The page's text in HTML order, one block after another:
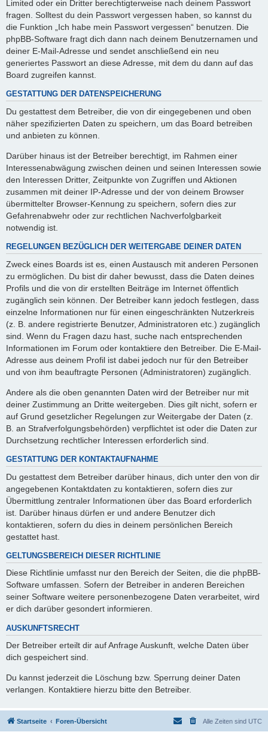
Limited oder ein Dritter berechtigterweise nach deinem Passwort
fragen. Solltest du dein Passwort vergessen haben, so kannst du
die Funktion „Ich habe mein Passwort vergessen“ benutzen. Die
phpBB-Software fragt dich dann nach deinem Benutzernamen und
deiner E-Mail-Adresse und sendet anschließend ein neu
generiertes Passwort an diese Adresse, mit dem du dann auf das
Board zugreifen kannst.
GESTATTUNG DER DATENSPEICHERUNG
Du gestattest dem Betreiber, die von dir eingegebenen und oben
näher spezifizierten Daten zu speichern, um das Board betreiben
und anbieten zu können.
Darüber hinaus ist der Betreiber berechtigt, im Rahmen einer
Interessenabwägung zwischen deinen und seinen Interessen sowie
den Interessen Dritter, Zeitpunkte von Zugriffen und Aktionen
zusammen mit deiner IP-Adresse und der von deinem Browser
übermittelter Browser-Kennung zu speichern, sofern dies zur
Gefahrenabwehr oder zur rechtlichen Nachverfolgbarkeit
notwendig ist.
REGELUNGEN BEZÜGLICH DER WEITERGABE DEINER DATEN
Zweck eines Boards ist es, einen Austausch mit anderen Personen
zu ermöglichen. Du bist dir daher bewusst, dass die Daten deines
Profils und die von dir erstellten Beiträge im Internet öffentlich
zugänglich sein können. Der Betreiber kann jedoch festlegen, dass
einzelne Informationen nur für einen eingeschränkten Nutzerkreis
(z. B. andere registrierte Benutzer, Administratoren etc.) zugänglich
sind. Wenn du Fragen dazu hast, suche nach entsprechenden
Informationen im Forum oder kontaktiere den Betreiber. Die E-Mail-
Adresse aus deinem Profil ist dabei jedoch nur für den Betreiber
und von ihm beauftragte Personen (Administratoren) zugänglich.
Andere als die oben genannten Daten wird der Betreiber nur mit
deiner Zustimmung an Dritte weitergeben. Dies gilt nicht, sofern er
auf Grund gesetzlicher Regelungen zur Weitergabe der Daten (z.
B. an Strafverfolgungsbehörden) verpflichtet ist oder die Daten zur
Durchsetzung rechtlicher Interessen erforderlich sind.
GESTATTUNG DER KONTAKTAUFNAHME
Du gestattest dem Betreiber darüber hinaus, dich unter den von dir
angegebenen Kontaktdaten zu kontaktieren, sofern dies zur
Übermittlung zentraler Informationen über das Board erforderlich
ist. Darüber hinaus dürfen er und andere Benutzer dich
kontaktieren, sofern du dies in deinem persönlichen Bereich
gestattet hast.
GELTUNGSBEREICH DIESER RICHTLINIE
Diese Richtlinie umfasst nur den Bereich der Seiten, die die phpBB-
Software umfassen. Sofern der Betreiber in anderen Bereichen
seiner Software weitere personenbezogene Daten verarbeitet, wird
er dich darüber gesondert informieren.
AUSKUNFTSRECHT
Der Betreiber erteilt dir auf Anfrage Auskunft, welche Daten über
dich gespeichert sind.
Du kannst jederzeit die Löschung bzw. Sperrung deiner Daten
verlangen. Kontaktiere hierzu bitte den Betreiber.
Startseite Foren-Übersicht Alle Zeiten sind UTC